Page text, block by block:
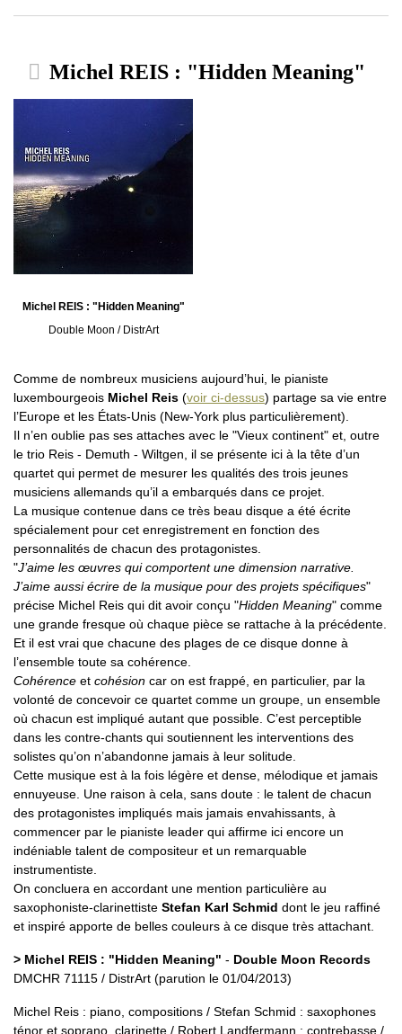
Michel REIS : "Hidden Meaning"
Michel REIS : "Hidden Meaning"
Double Moon / DistrArt
Comme de nombreux musiciens aujourd’hui, le pianiste
luxembourgeois Michel Reis (voir ci-dessus) partage sa vie entre
l’Europe et les États-Unis (New-York plus particulièrement).
Il n’en oublie pas ses attaches avec le "Vieux continent" et, outre
le trio Reis - Demuth - Wiltgen, il se présente ici à la tête d’un
quartet qui permet de mesurer les qualités des trois jeunes
musiciens allemands qu’il a embarqués dans ce projet.
La musique contenue dans ce très beau disque a été écrite
spécialement pour cet enregistrement en fonction des
personnalités de chacun des protagonistes.
"J’aime les œuvres qui comportent une dimension narrative.
J’aime aussi écrire de la musique pour des projets spécifiques"
précise Michel Reis qui dit avoir conçu "Hidden Meaning" comme
une grande fresque où chaque pièce se rattache à la précédente.
Et il est vrai que chacune des plages de ce disque donne à
l’ensemble toute sa cohérence.
Cohérence et cohésion car on est frappé, en particulier, par la
volonté de concevoir ce quartet comme un groupe, un ensemble
où chacun est impliqué autant que possible. C’est perceptible
dans les contre-chants qui soutiennent les interventions des
solistes qu’on n’abandonne jamais à leur solitude.
Cette musique est à la fois légère et dense, mélodique et jamais
ennuyeuse. Une raison à cela, sans doute : le talent de chacun
des protagonistes impliqués mais jamais envahissants, à
commencer par le pianiste leader qui affirme ici encore un
indéniable talent de compositeur et un remarquable
instrumentiste.
On concluera en accordant une mention particulière au
saxophoniste-clarinettiste Stefan Karl Schmid dont le jeu raffiné
et inspiré apporte de belles couleurs à ce disque très attachant.
> Michel REIS : "Hidden Meaning" - Double Moon Records
DMCHR 71115 / DistrArt (parution le 01/04/2013)
Michel Reis : piano, compositions / Stefan Schmid : saxophones
ténor et soprano, clarinette / Robert Landfermann : contrebasse /